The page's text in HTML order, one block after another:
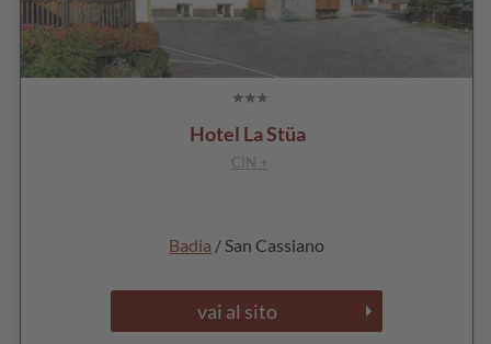
Hotel La Stüa
CIN +
Badia / San Cassiano
vai al sito